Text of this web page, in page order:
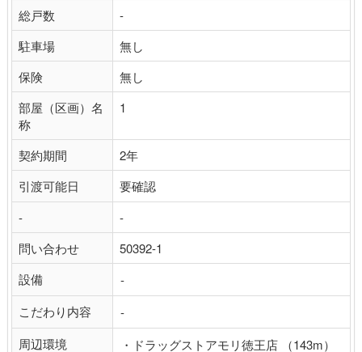
総戸数
-
駐車場
無し
保険
無し
部屋（区画）名
称
1
契約期間
2年
引渡可能日
要確認
-
-
問い合わせ
50392-1
設備
-
こだわり内容
-
周辺環境
・ドラッグストアモリ徳王店 （143m）